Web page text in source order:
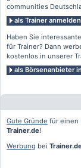
communities
als Trainer anmelden
Haben Sie
für Trainer? Dann
kostenlos in unserer
als Börsenanbieter
Gute Gründe für einen
Trainer.de!
Werbung bei